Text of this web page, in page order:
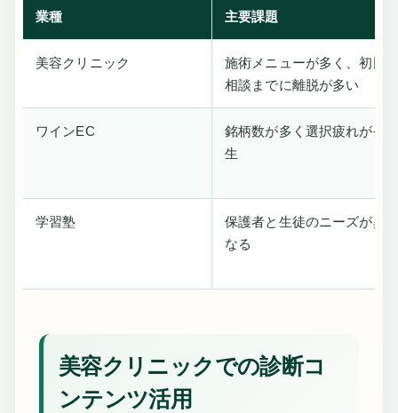
業種 主要課題
美容クリニック
施術メニューが多く、初回
相談までに離脱が多い
ワインEC
銘柄数が多く選択疲れが発
生
学習塾
保護者と生徒のニーズが異
なる
美容クリニックでの診断コ
ンテンツ活用